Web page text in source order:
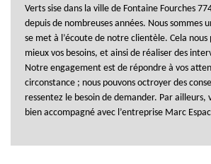
Verts sise dans la ville de Fontaine Fourches
depuis de nombreuses années. Nous sommes
se met à l’écoute de notre clientèle. Cela
mieux vos besoins, et ainsi de réaliser des
Notre engagement est de répondre à vos
circonstance ; nous pouvons octroyer des
ressentez le besoin de demander. Par ailleurs,
bien accompagné avec l’entreprise Marc